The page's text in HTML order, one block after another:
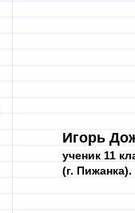
Игорь
ученик 11
(г. Пижанка).